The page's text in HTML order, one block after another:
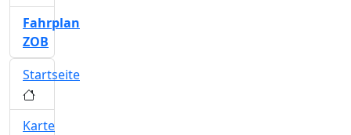
Fahrplan
ZOB
Startseite
Karte